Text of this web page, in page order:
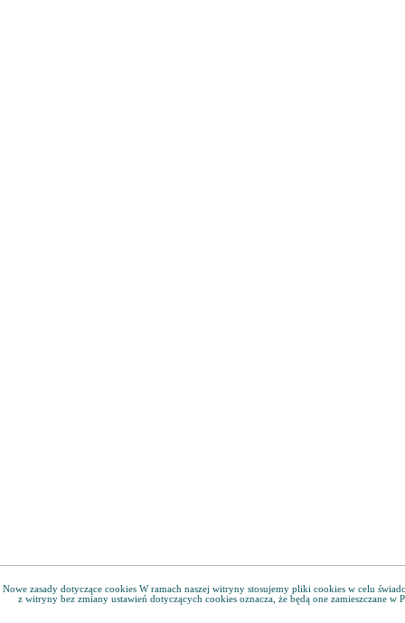
Nowe zasady dotyczące cookies W ramach naszej witryny stosujemy pliki cookies w celu
z witryny bez zmiany ustawień dotyczących cookies oznacza, że będą one zamieszczane